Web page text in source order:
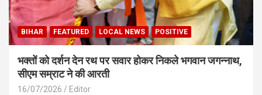
BIHAR FEATURED LOCAL NEWS POSITIVE
भक्तों को दर्शन देन रथ पर सवार होकर निकले भगवान जगन्नाथ,
सीएम सम्राट ने की आरती
16/07/2026 Editor